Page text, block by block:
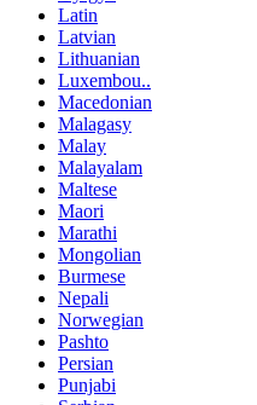
Latin
Latvian
Lithuanian
Luxembou..
Macedonian
Malagasy
Malay
Malayalam
Maltese
Maori
Marathi
Mongolian
Burmese
Nepali
Norwegian
Pashto
Persian
Punjabi